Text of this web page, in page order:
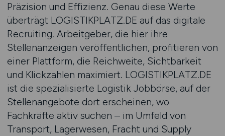
Präzision und Effizienz. Genau diese Werte
überträgt LOGISTIKPLATZ.DE auf das digitale
Recruiting. Arbeitgeber, die hier ihre
Stellenanzeigen veröffentlichen, profitieren von
einer Plattform, die Reichweite, Sichtbarkeit
und Klickzahlen maximiert. LOGISTIKPLATZ.DE
ist die spezialisierte Logistik Jobbörse, auf der
Stellenangebote dort erscheinen, wo
Fachkräfte aktiv suchen – im Umfeld von
Transport, Lagerwesen, Fracht und Supply